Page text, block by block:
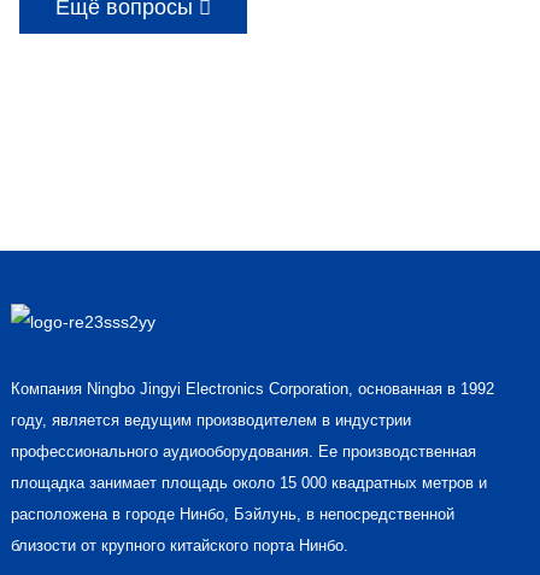
Ещё вопросы
Компания Ningbo Jingyi Electronics Corporation, основанная в 1992
году, является ведущим производителем в индустрии
профессионального аудиооборудования. Ее производственная
площадка занимает площадь около 15 000 квадратных метров и
расположена в городе Нинбо, Бэйлунь, в непосредственной
близости от крупного китайского порта Нинбо.